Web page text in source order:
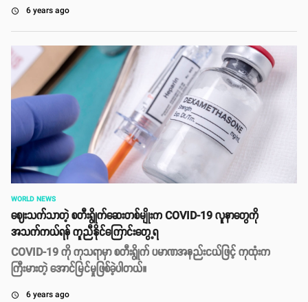
access_time 6 years ago
WORLD NEWS
ဈေးသက်သာတဲ့ စတီးရွိုက်ဆေးတစ်မျိုးက COVID-19 လူနာတွေကို
အသက်ကယ်ရန် ကူညီနိုင်ကြောင်းတွေ့ရ
COVID-19 ကို ကုသရာမှာ စတီးရွိုက် ပမာဏအနည်းငယ်ဖြင့် ကုထုံးက
ကြီးမားတဲ့ အောင်မြင်မှုဖြစ်ခဲ့ပါတယ်။
access_time 6 years ago